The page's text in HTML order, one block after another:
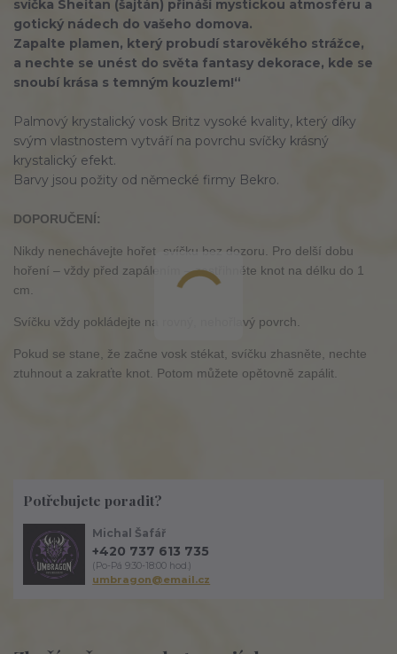
svíčka Sheitan (šajtán) přináší mystickou atmosféru a
gotický nádech do vašeho domova.
Zapalte plamen, který probudí starověkého strážce,
a nechte se unést do světa fantasy dekorace, kde se
snoubí krása s temným kouzlem!“
Palmový krystalický vosk Britz vysoké kvality, který díky
svým vlastnostem vytváří na povrchu svíčky krásný
krystalický efekt.
Barvy jsou požity od německé firmy Bekro.
DOPORUČENÍ:
Nikdy nenechávejte hořet svíčku bez dozoru. Pro delší dobu
hoření – vždy před zapálením – zastřihněte knot na délku do 1
cm.
Svíčku vždy pokládejte na rovný, nehořlavý povrch.
Pokud se stane, že začne vosk stékat, svíčku zhasněte, nechte
ztuhnout a zakraťte knot. Potom můžete opětovně zapálit.
Potřebujete poradit?
Michal Šafář
+420 737 613 735
(Po-Pá 9:30-18:00 hod.)
umbragon@email.cz